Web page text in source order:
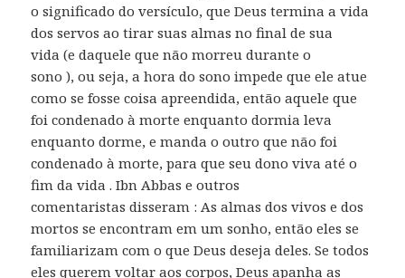
o significado do versículo, que Deus termina a vida
dos servos ao tirar suas almas no final de sua
vida (e daquele que não morreu durante o
sono ), ou seja, a hora do sono impede que ele atue
como se fosse coisa apreendida, então aquele que
foi condenado à morte enquanto dormia leva
enquanto dorme, e manda o outro que não foi
condenado à morte, para que seu dono viva até o
fim da vida . Ibn Abbas e outros
comentaristas disseram : As almas dos vivos e dos
mortos se encontram em um sonho, então eles se
familiarizam com o que Deus deseja deles. Se todos
eles querem voltar aos corpos, Deus apanha as